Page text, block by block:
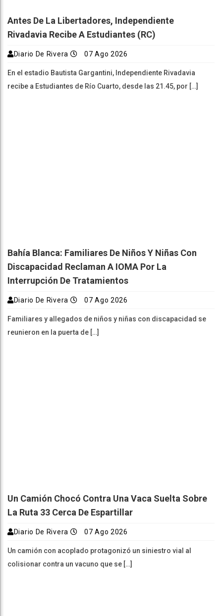
Antes De La Libertadores, Independiente
Rivadavia Recibe A Estudiantes (RC)
Diario De Rivera 07 Ago 2026
En el estadio Bautista Gargantini, Independiente Rivadavia
recibe a Estudiantes de Río Cuarto, desde las 21.45, por […]
Bahía Blanca: Familiares De Niños Y Niñas Con
Discapacidad Reclaman A IOMA Por La
Interrupción De Tratamientos
Diario De Rivera 07 Ago 2026
Familiares y allegados de niños y niñas con discapacidad se
reunieron en la puerta de […]
Un Camión Chocó Contra Una Vaca Suelta Sobre
La Ruta 33 Cerca De Espartillar
Diario De Rivera 07 Ago 2026
Un camión con acoplado protagonizó un siniestro vial al
colisionar contra un vacuno que se […]